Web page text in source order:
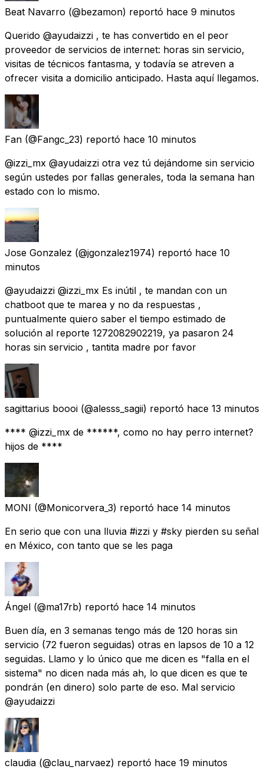
Beat Navarro (@bezamon) reportó hace 9 minutos
Querido @ayudaizzi , te has convertido en el peor
proveedor de servicios de internet: horas sin servicio,
visitas de técnicos fantasma, y todavía se atreven a
ofrecer visita a domicilio anticipado. Hasta aquí llegamos.
Fan (@Fangc_23) reportó hace 10 minutos
@izzi_mx @ayudaizzi otra vez tú dejándome sin servicio
según ustedes por fallas generales, toda la semana han
estado con lo mismo.
Jose Gonzalez (@jgonzalez1974) reportó hace 10
minutos
@ayudaizzi @izzi_mx Es inútil , te mandan con un
chatboot que te marea y no da respuestas ,
puntualmente quiero saber el tiempo estimado de
solución al reporte 1272082902219, ya pasaron 24
horas sin servicio , tantita madre por favor
sagittarius boooi (@alesss_sagii) reportó hace 13 minutos
**** @izzi_mx de ******, como no hay perro internet?
hijos de ****
MONI (@Monicorvera_3) reportó hace 14 minutos
En serio que con una lluvia #izzi y #sky pierden su señal
en México, con tanto que se les paga
Ángel (@ma17rb) reportó hace 14 minutos
Buen día, en 3 semanas tengo más de 120 horas sin
servicio (72 fueron seguidas) otras en lapsos de 10 a 12
seguidas. Llamo y lo único que me dicen es "falla en el
sistema" no dicen nada más ah, lo que dicen es que te
pondrán (en dinero) solo parte de eso. Mal servicio
@ayudaizzi
claudia (@clau_narvaez) reportó hace 19 minutos